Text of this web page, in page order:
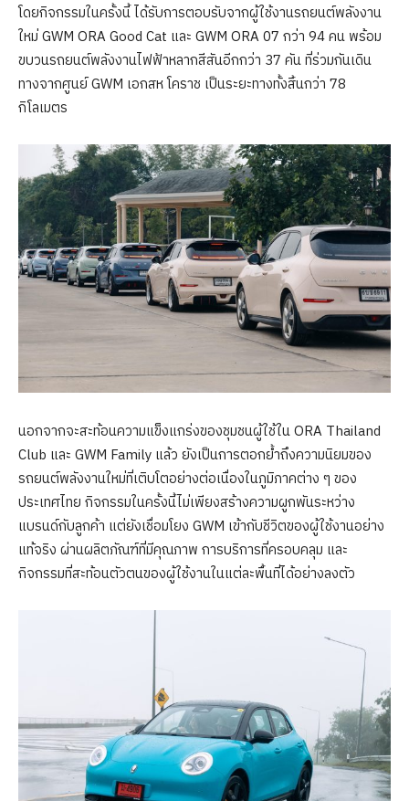
โดยกิจกรรมในครั้งนี้ ได้รับการตอบรับจากผู้ใช้งานรถยนต์พลังงาน
ใหม่ GWM ORA Good Cat และ GWM ORA 07 กว่า 94 คน พร้อม
ขบวนรถยนต์พลังงานไฟฟ้าหลากสีสันอีกกว่า 37 คัน ที่ร่วมกันเดิน
ทางจากศูนย์ GWM เอกสห โคราช เป็นระยะทางทั้งสิ้นกว่า 78
กิโลเมตร
นอกจากจะสะท้อนความแข็งแกร่งของชุมชนผู้ใช้ใน ORA Thailand
Club และ GWM Family แล้ว ยังเป็นการตอกย้ำถึงความนิยมของ
รถยนต์พลังงานใหม่ที่เติบโตอย่างต่อเนื่องในภูมิภาคต่าง ๆ ของ
ประเทศไทย กิจกรรมในครั้งนี้ไม่เพียงสร้างความผูกพันระหว่าง
แบรนด์กับลูกค้า แต่ยังเชื่อมโยง GWM เข้ากับชีวิตของผู้ใช้งานอย่าง
แท้จริง ผ่านผลิตภัณฑ์ที่มีคุณภาพ การบริการที่ครอบคลุม และ
กิจกรรมที่สะท้อนตัวตนของผู้ใช้งานในแต่ละพื้นที่ได้อย่างลงตัว